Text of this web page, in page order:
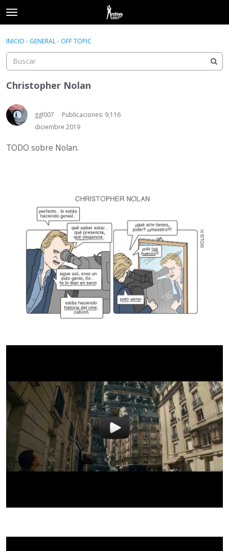
t
o
g
e
m
e
n
u
Acceder
Actividad
Acceder Registrarse
INICIO › GENERAL› OFF TOPIC
Christopher Nolan
ggl007
Publicaciones: 9,116
diciembre 2019
TODO sobre Nolan.